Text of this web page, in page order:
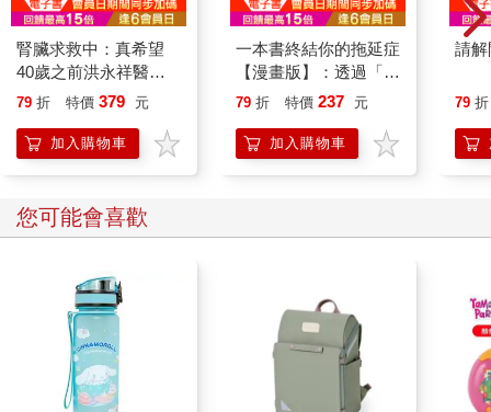
腎臟求救中：真希望
40歲之前洪永祥醫師
就告訴我這些事
79 折 特價 379 元
加入購物車
一本書終結你的拖延症
【漫畫版】：透過「小
行動」打開大腦的行動
「行動派」的37個科
學方法
79 折 特價 237 元
加入購物車
請解
79 折
您可能會喜歡